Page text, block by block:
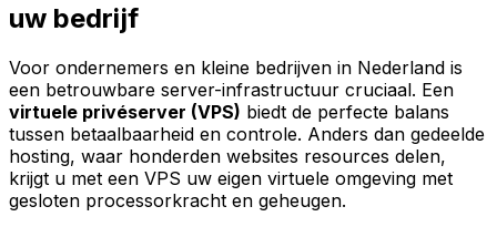
uw bedrijf
Voor ondernemers en kleine bedrijven in Nederland is
een betrouwbare server-infrastructuur cruciaal. Een
virtuele privéserver (VPS) biedt de perfecte balans
tussen betaalbaarheid en controle. Anders dan gedeelde
hosting, waar honderden websites resources delen,
krijgt u met een VPS uw eigen virtuele omgeving met
gesloten processorkracht en geheugen.